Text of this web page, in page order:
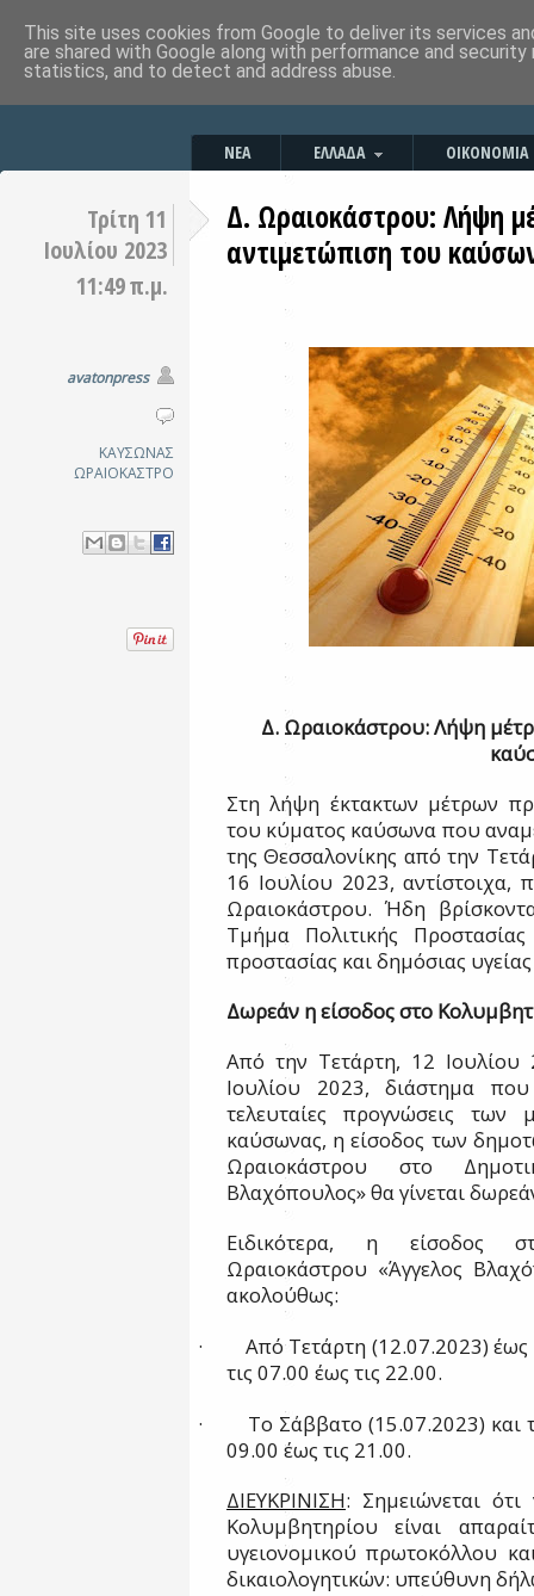
ΝΕΑ ΕΛΛΑΔΑ ΟΙΚΟΝΟΜΙΑ
Τρίτη 11
Ιουλίου 2023
11:49 π.μ.
avatonpress
ΚΑΥΣΩΝΑΣ
ΩΡΑΙΟΚΑΣΤΡΟ
Δ. Ωραιοκάστρου: Λήψη
αντιμετώπιση του
Δ. Ωραιοκάστρου: Λήψη
Στη λήψη έκτακτων μέτρων
του κύματος καύσωνα που
της Θεσσαλονίκης από την
16 Ιουλίου 2023,
Ωραιοκάστρου. Ήδη
Τμήμα Πολιτικής
προστασίας και δημόσιας
Δωρεάν η είσοδος στο
Από την Τετάρτη, 12
Ιουλίου 2023, διάστημα
τελευταίες προγνώσεις των
καύσωνας, η είσοδος των
Ωραιοκάστρου στο
Βλαχόπουλος» θα γίνεται
Ειδικότερα, η είσοδος
Ωραιοκάστρου «Άγγελος
ακολούθως:
·
Από Τετάρτη (12.07.2023)
τις 07.00 έως τις 22.00.
·
Το Σάββατο (15.07.2023) και
09.00 έως τις 21.00.
ΔΙΕΥΚΡΙΝΙΣΗ: Σημειώνεται
Κολυμβητηρίου είναι
υγειονομικού πρωτοκόλλου
δικαιολογητικών: υπεύθυνη
This site uses cookies from Google to deliver its services
are shared with Google along with performance and
statistics, and to detect and address abuse.